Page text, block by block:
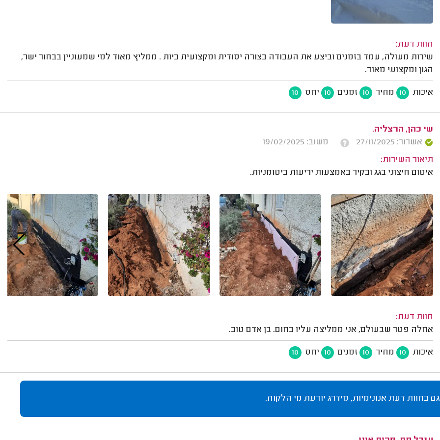
חוות דעת:
שירות מעולה, עמד בזמנים וביצע את העבודה בצורה יסודית ומקצועית ביות . ממליץ מאוד למי שמעוניין בבחור ישר,
הגון ומקצועי מאוד.
איכות 10 מחיר 10 זמנים 10 יחס 10
שי כהן, הרצליה.
אשרור: 27/11/2025
משוב: 19/02/2025
תיאור השירות:
איטום חיצוני בגג ובקיר באמצעות יריעות ביטומניות.
חוות דעת:
אחלה פטר שבעולם, אני ממליצה עליו בחום. בן אדם טוב.
איכות 10 מחיר 10 זמנים 10 יחס 10
גם בחוות דעת אנונימיות, מידרג יודעת מי הלקוח.